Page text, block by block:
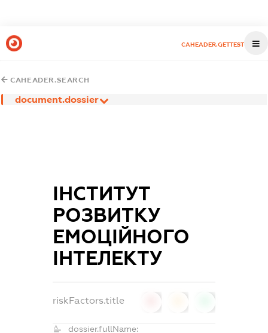
CAHEADER.GETTEST
CAHEADER.SEARCH
document.dossier
ІНСТИТУТ
РОЗВИТКУ
ЕМОЦІЙНОГО
ІНТЕЛЕКТУ
riskFactors.title
dossier.fullName: